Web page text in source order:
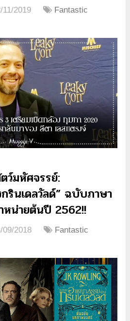
11/2019
Fantastic
ว์มหัศจรรย์:
รินเดลวัลด์” ฉบับภาษา
หน่ายต้นปี 2562!!
09/2018
Fantastic